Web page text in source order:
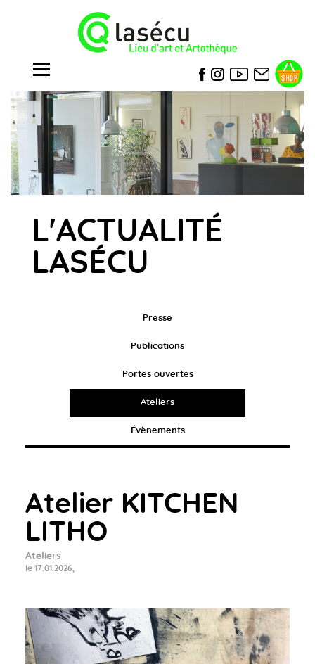
L'ACTUALITÉ
LASÉCU
Presse
Publications
Portes ouvertes
Ateliers
Évènements
Atelier KITCHEN
LITHO
Ateliers
le 17.01.2026,